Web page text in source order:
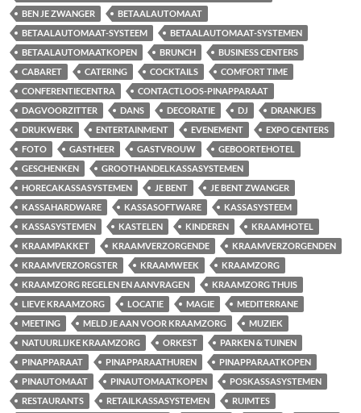
BEN JE ZWANGER
BETAALAUTOMAAT
BETAALAUTOMAAT-SYSTEEM
BETAALAUTOMAAT-SYSTEMEN
BETAALAUTOMAATKOPEN
BRUNCH
BUSINESS CENTERS
CABARET
CATERING COCKTAILS
COMFORT TIME
CONFERENTIECENTRA
CONTACTLOOS-PINAPPARAAT
DAGVOORZITTER
DANS DECORATIE DJ
DRANKJES
DRUKWERK
ENTERTAINMENT EVENEMENT
EXPO CENTERS
FOTO
GASTHEER GASTVROUW
GEBOORTEHOTEL
GESCHENKEN
GROOTHANDELKASSASYSTEMEN
HORECAKASSASYSTEMEN
JE BENT
JE BENT ZWANGER
KASSAHARDWARE
KASSASOFTWARE
KASSASYSTEEM
KASSASYSTEMEN
KASTELEN KINDEREN
KRAAMHOTEL
KRAAMPAKKET
KRAAMVERZORGENDE
KRAAMVERZORGENDEN
KRAAMVERZORGSTER
KRAAMWEEK
KRAAMZORG
KRAAMZORG REGELEN EN AANVRAGEN
KRAAMZORG THUIS
LIEVE KRAAMZORG
LOCATIE MAGIE
MEDITERRANE
MEETING
MELD JE AAN VOOR KRAAMZORG
MUZIEK
NATUURLIJKE KRAAMZORG
ORKEST
PARKEN & TUINEN
PINAPPARAAT
PINAPPARAATHUREN
PINAPPARAATKOPEN
PINAUTOMAAT
PINAUTOMAATKOPEN
POSKASSASYSTEMEN
RESTAURANTS
RETAILKASSASYSTEMEN
RUIMTES